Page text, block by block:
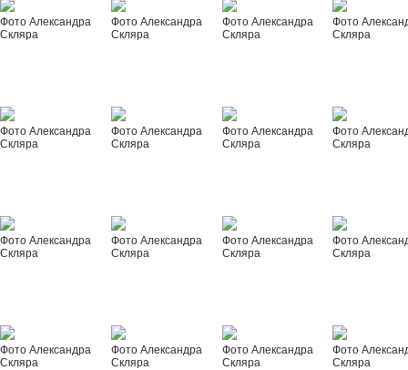
Фото Александра
Скляра
Фото Александра
Скляра
Фото Александра
Скляра
Фото
Скляра
Фото Александра
Скляра
Фото Александра
Скляра
Фото Александра
Скляра
Фото
Скляра
Фото Александра
Скляра
Фото Александра
Скляра
Фото Александра
Скляра
Фото
Скляра
Фото Александра
Скляра
Фото Александра
Скляра
Фото Александра
Скляра
Фото
Скляра